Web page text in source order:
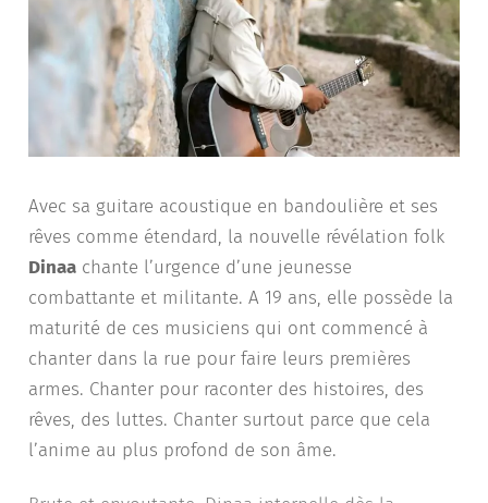
Avec sa guitare acoustique en bandoulière et ses
rêves comme étendard, la nouvelle révélation folk
Dinaa chante l’urgence d’une jeunesse
combattante et militante. A 19 ans, elle possède la
maturité de ces musiciens qui ont commencé à
chanter dans la rue pour faire leurs premières
armes. Chanter pour raconter des histoires, des
rêves, des luttes. Chanter surtout parce que cela
l’anime au plus profond de son âme.